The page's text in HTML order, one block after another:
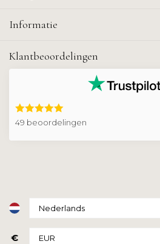
Informatie
Klantbeoordelingen
49 beoordelingen
€